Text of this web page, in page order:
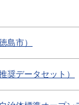
島市）
奨データセット）